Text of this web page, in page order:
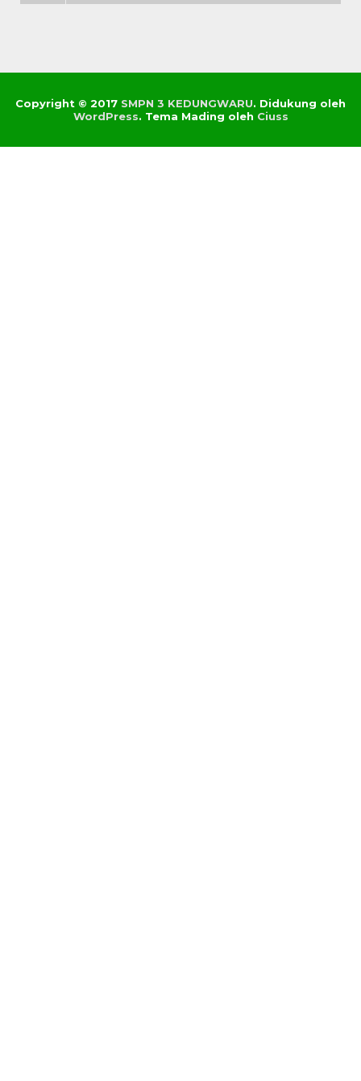
Copyright © 2017 SMPN 3 KEDUNGWARU. Didukung oleh
WordPress. Tema Mading oleh Ciuss